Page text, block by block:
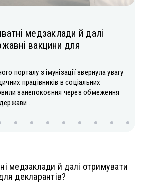
медзаклади й далі
вакцини для
порталу з імунізації звернула увагу
працівників в соціальних
занепокоєння через обмеження
медзаклади й далі отримувати
декларантів?